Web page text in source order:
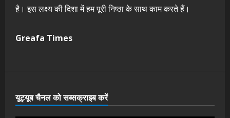
है। इस लक्ष्य की दिशा में हम पूरी निष्ठा के साथ काम करते हैं।
Greafa Times
यूट्यूब चैनल को सब्सक्राइब करें